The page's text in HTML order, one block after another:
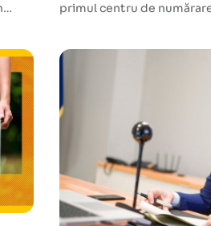
primul centru de